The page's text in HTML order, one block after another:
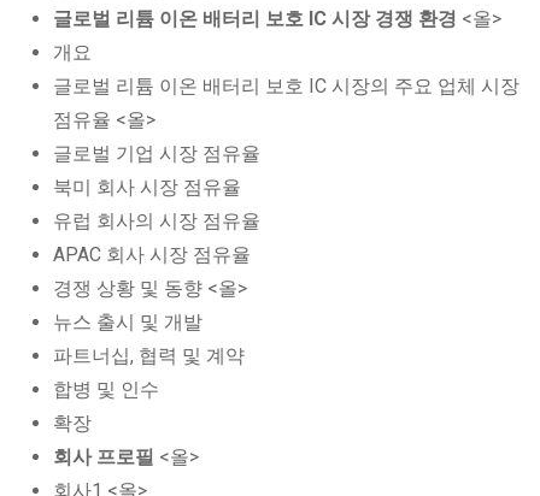
글로벌 리튬 이온 배터리 보호 IC 시장 경쟁 환경 <올>
개요
글로벌 리튬 이온 배터리 보호 IC 시장의 주요 업체 시장
점유율 <올>
글로벌 기업 시장 점유율
북미 회사 시장 점유율
유럽 회사의 시장 점유율
APAC 회사 시장 점유율
경쟁 상황 및 동향 <올>
뉴스 출시 및 개발
파트너십, 협력 및 계약
합병 및 인수
확장
회사 프로필 <올>
회사1 <올>